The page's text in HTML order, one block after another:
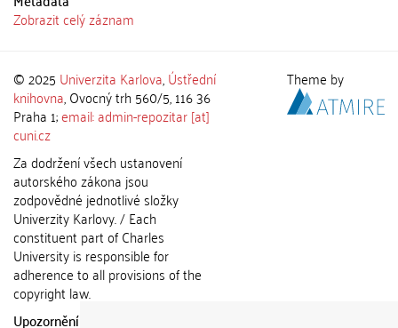
Zobrazit celý záznam
© 2025 Univerzita Karlova,Ústřední
knihovna, Ovocný trh 560/5, 116 36
Praha 1;email: admin-repozitar [at]
cuni.cz
Za dodržení všech ustanovení
autorského zákona jsou
zodpovědné jednotlivé složky
Univerzity Karlovy. / Each
constituent part of Charles
University is responsible for
adherence to all provisions of the
copyright law.
Upozornění / Notice:
Theme by